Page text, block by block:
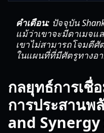
คำเตือน: ปัจจุบัน
แม้ว่าเขาจะมีดาเมจ
เขาไม่สามารถโจมตีศั
ในแผนที่ที่มีศัตรูทางอ
กลยุทธ์การเชื่
การประสานพ
and